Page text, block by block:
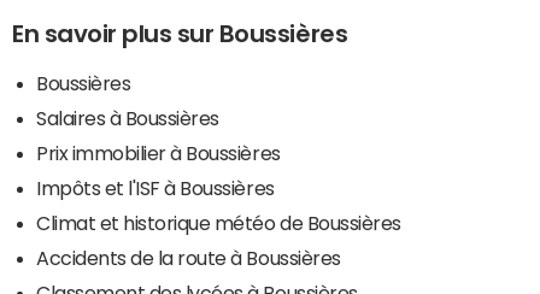
En savoir plus sur Boussières
Boussières
Salaires à Boussières
Prix immobilier à Boussières
Impôts et l'ISF à Boussières
Climat et historique météo de Boussières
Accidents de la route à Boussières